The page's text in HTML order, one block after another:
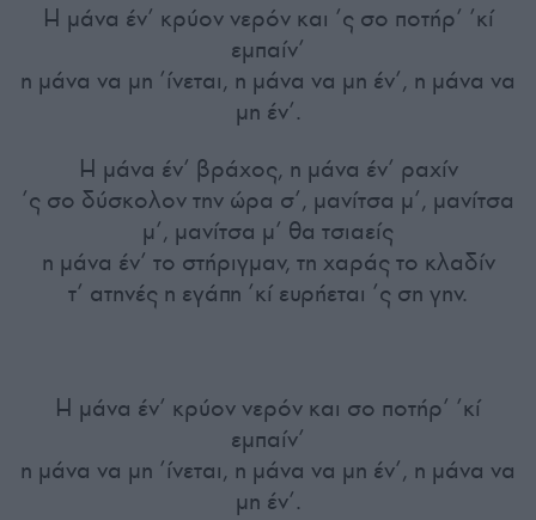
Η μάνα έν’ κρύον νερόν και ’ς σο ποτήρ’ ’κί
εμπαίν’
η μάνα να μη ’ίνεται, η μάνα να μη έν’, η μάνα να
μη έν’.
Η μάνα έν’ βράχος, η μάνα έν’ ραχίν
’ς σο δύσκολον την ώρα σ’, μανίτσα μ’, μανίτσα
μ’, μανίτσα μ’ θα τσιαείς
η μάνα έν’ το στήριγμαν, τη χαράς το κλαδίν
τ’ ατηνές η εγάπη ’κί ευρήεται ’ς ση γην.
Η μάνα έν’ κρύον νερόν και σο ποτήρ’ ’κί
εμπαίν’
η μάνα να μη ’ίνεται, η μάνα να μη έν’, η μάνα να
μη έν’.